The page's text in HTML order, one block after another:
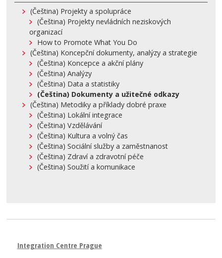
(Čeština) Projekty a spolupráce
(Čeština) Projekty nevládních neziskových
organizací
How to Promote What You Do
(Čeština) Koncepční dokumenty, analýzy a strategie
(Čeština) Koncepce a akční plány
(Čeština) Analýzy
(Čeština) Data a statistiky
(Čeština) Dokumenty a užitečné odkazy
(Čeština) Metodiky a příklady dobré praxe
(Čeština) Lokální integrace
(Čeština) Vzdělávání
(Čeština) Kultura a volný čas
(Čeština) Sociální služby a zaměstnanost
(Čeština) Zdraví a zdravotní péče
(Čeština) Soužití a komunikace
Integration Centre Prague